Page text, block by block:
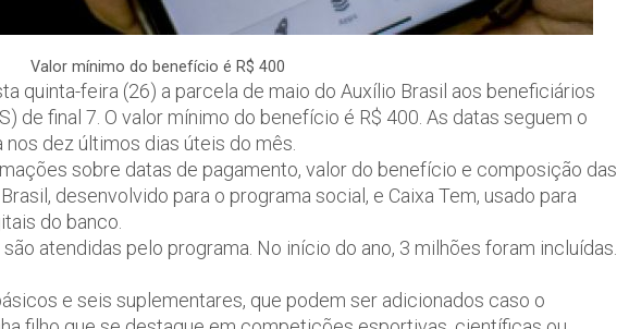
Valor mínimo do benefício é R$ 400
quinta-feira (26) a parcela de maio do Auxílio Brasil aos beneficiários
de final 7. O valor mínimo do benefício é R$ 400. As datas seguem o
dez últimos dias úteis do mês.
sobre datas de pagamento, valor do benefício e composição das
desenvolvido para o programa social, e Caixa Tem, usado para
do banco.
atendidas pelo programa. No início do ano, 3 milhões foram incluídas.
e seis suplementares, que podem ser adicionados caso o